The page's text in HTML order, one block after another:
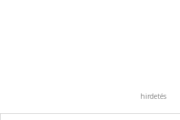
hirdetés